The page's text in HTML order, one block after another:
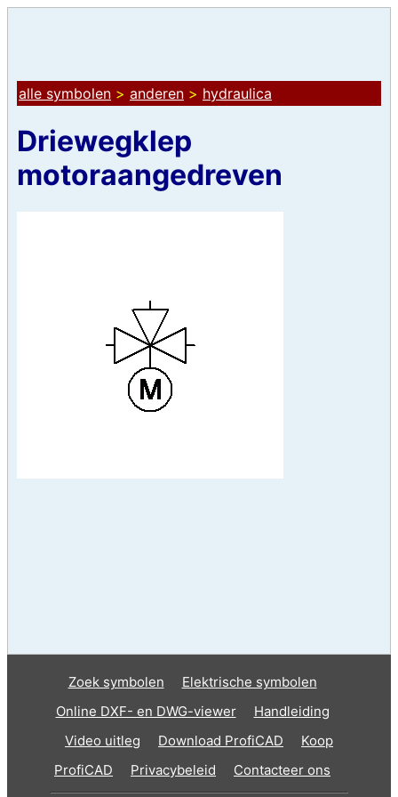
alle symbolen > anderen > hydraulica
Driewegklep
motoraangedreven
Zoek symbolen
Elektrische symbolen
Online DXF- en DWG-viewer
Handleiding
Video uitleg
Download ProfiCAD
Koop
ProfiCAD
Privacybeleid Contacteer ons